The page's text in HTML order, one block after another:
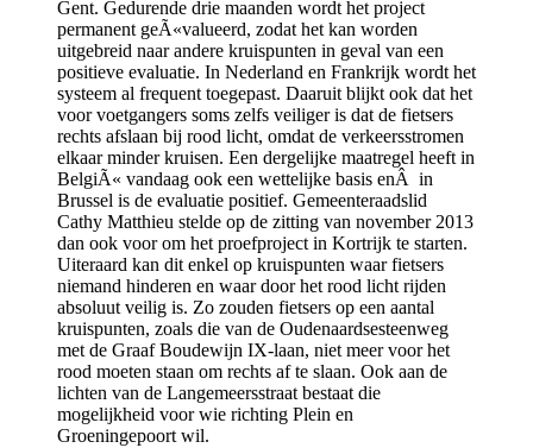
Gent. Gedurende drie maanden wordt het project
permanent geÃ«valueerd, zodat het kan worden
uitgebreid naar andere kruispunten in geval van een
positieve evaluatie. In Nederland en Frankrijk wordt het
systeem al frequent toegepast. Daaruit blijkt ook dat het
voor voetgangers soms zelfs veiliger is dat de fietsers
rechts afslaan bij rood licht, omdat de verkeersstromen
elkaar minder kruisen. Een dergelijke maatregel heeft in
BelgiÃ« vandaag ook een wettelijke basis enÂ in
Brussel is de evaluatie positief. Gemeenteraadslid
Cathy Matthieu stelde op de zitting van november 2013
dan ook voor om het proefproject in Kortrijk te starten.
Uiteraard kan dit enkel op kruispunten waar fietsers
niemand hinderen en waar door het rood licht rijden
absoluut veilig is. Zo zouden fietsers op een aantal
kruispunten, zoals die van de Oudenaardsesteenweg
met de Graaf Boudewijn IX-laan, niet meer voor het
rood moeten staan om rechts af te slaan. Ook aan de
lichten van de Langemeersstraat bestaat die
mogelijkheid voor wie richting Plein en
Groeningepoort wil.